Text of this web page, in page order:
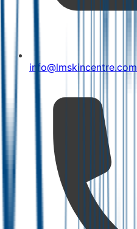
info@lmskincentre.com